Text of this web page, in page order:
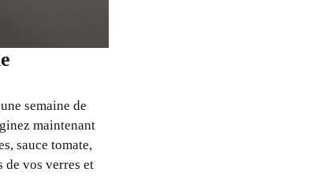
semaine de
maintenant
sauce tomate,
de vos verres et